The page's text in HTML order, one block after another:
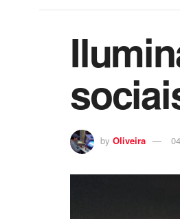
by Oliveira